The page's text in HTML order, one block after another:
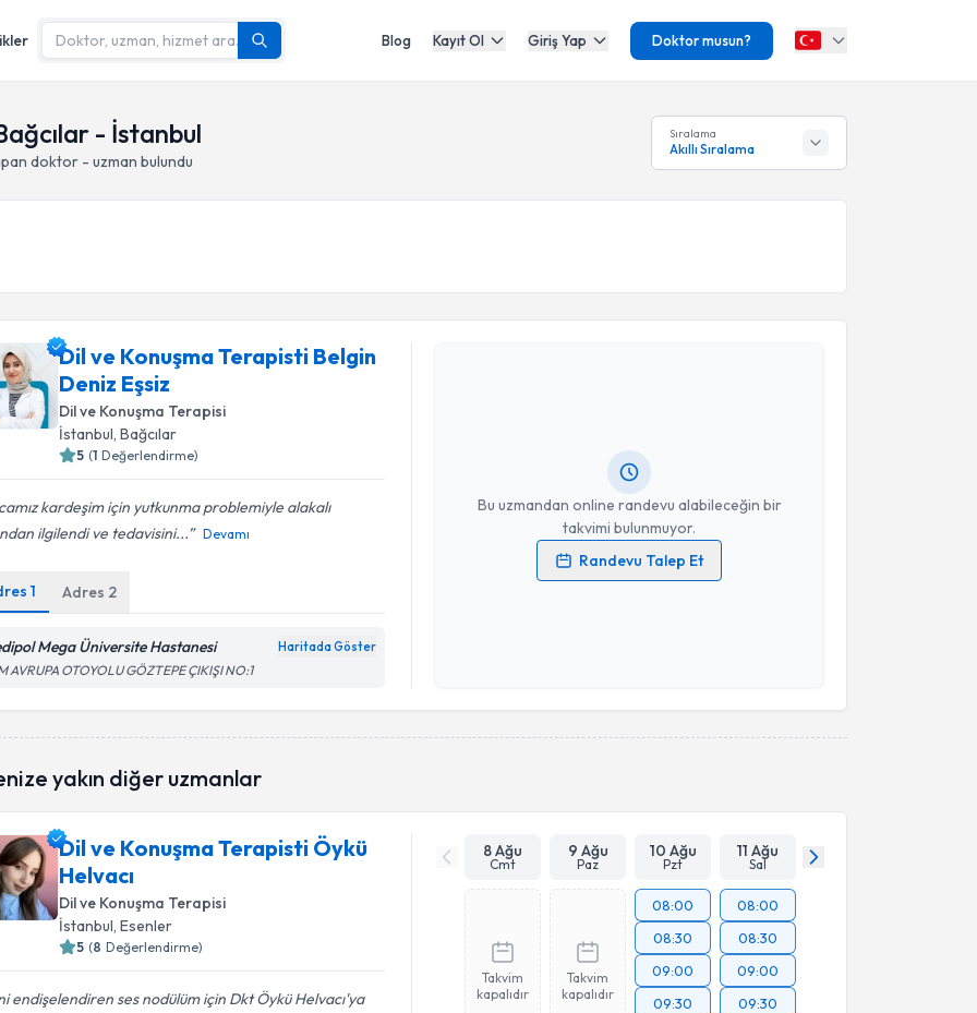
Blog Kayıt Ol Giriş Yap Doktor musun?
- İstanbul
doktor - uzman bulundu
Sıralama
Akıllı Sıralama
Dil ve Konuşma Terapisti Belgin
Deniz Eşsiz
Dil ve Konuşma Terapisi
İstanbul, Bağcılar
5 (1 Değerlendirme)
kardeşim için yutkunma problemiyle alakalı
ilgilendi ve tedavisini...
Devamı
1 Adres 2
Mega Üniversite Hastanesi Haritada Göster
AVRUPA OTOYOLU GÖZTEPE ÇIKIŞI NO:1
Bu uzmandan online randevu alabileceğin bir
takvimi bulunmuyor.
Randevu Talep Et
Randevu Takvimi Talebi
Kişisel verilerimin işlenmesine ilişkinAydınlatma Metni
yakın diğer uzmanlar
Dil ve Konuşma Terapisti Öykü
Helvacı
Dil ve Konuşma Terapisi
İstanbul, Esenler
5 (8 Değerlendirme)
endişelendiren ses nodülüm için Dkt Öykü Helvacı'ya
8 Ağu
Cmt
9 Ağu
Paz
10 Ağu
Pzt
11 Ağu
Sal
Takvim
kapalıdır
Takvim
kapalıdır
08:00
08:30
09:00
09:30
08:00
08:30
09:00
09:30